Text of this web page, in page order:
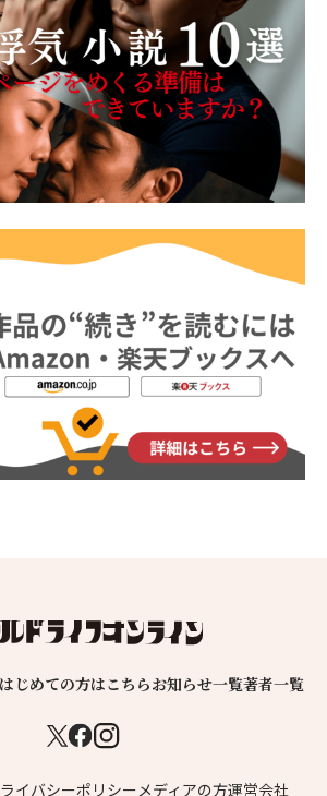
はじめての方はこちらお知らせ一覧著者一覧
イバシーポリシー メディアの方運営会社